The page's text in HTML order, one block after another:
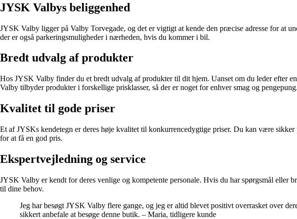
JYSK Valbys beliggenhed
JYSK Valby ligger på Valby Torvegade, og det er vigtigt at kende den præcise adresse for at
der er også parkeringsmuligheder i nærheden, hvis du kommer i bil.
Bredt udvalg af produkter
Hos JYSK Valby finder du et bredt udvalg af produkter til dit hjem. Uanset om du leder efter
Valby tilbyder produkter i forskellige prisklasser, så der er noget for enhver smag og pengepung.
Kvalitet til gode priser
Et af JYSKs kendetegn er deres høje kvalitet til konkurrencedygtige priser. Du kan være
for at få en god pris.
Ekspertvejledning og service
JYSK Valby er kendt for deres venlige og kompetente personale. Hvis du har spørgsmål
til dine behov.
Jeg har besøgt JYSK Valby flere gange, og jeg er altid blevet positivt overrasket over
sikkert anbefale at besøge denne butik. – Maria, tidligere kunde